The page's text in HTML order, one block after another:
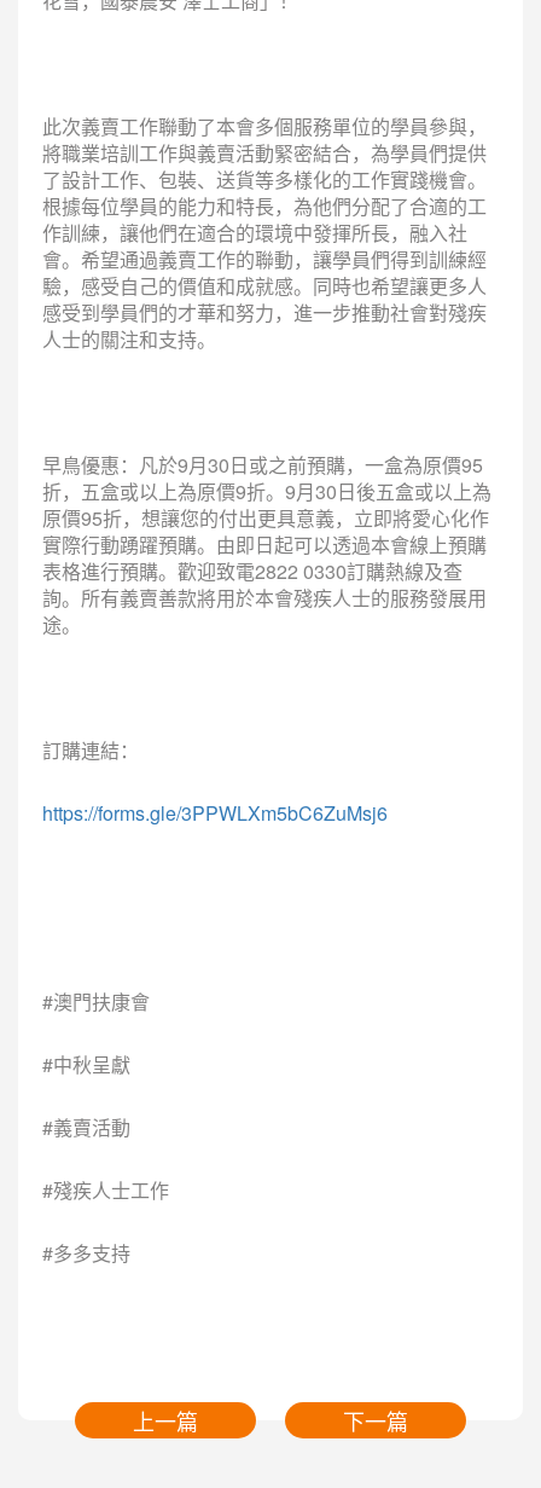
此次義賣工作聯動了本會多個服務單位的學員參與，
將職業培訓工作與義賣活動緊密結合，為學員們提供
了設計工作、包裝、送貨等多樣化的工作實踐機會。
根據每位學員的能力和特長，為他們分配了合適的工
作訓練，讓他們在適合的環境中發揮所長，融入社
會。希望通過義賣工作的聯動，讓學員們得到訓練經
驗，感受自己的價值和成就感。同時也希望讓更多人
感受到學員們的才華和努力，進一步推動社會對殘疾
人士的關注和支持。
早鳥優惠：凡於9月30日或之前預購，一盒為原價95
折，五盒或以上為原價9折。9月30日後五盒或以上為
原價95折，想讓您的付出更具意義，立即將愛心化作
實際行動踴躍預購。由即日起可以透過本會線上預購
表格進行預購。歡迎致電2822 0330訂購熱線及查
詢。所有義賣善款將用於本會殘疾人士的服務發展用
途。
訂購連結：
https://forms.gle/3PPWLXm5bC6ZuMsj6
#澳門扶康會
#中秋呈獻
#義賣活動
#殘疾人士工作
#多多支持
上一篇 下一篇